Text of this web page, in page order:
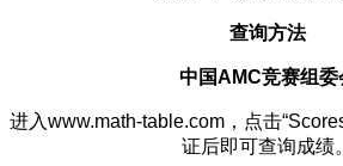
查询方法
中国AMC竞赛组委
进入www.math-table.com，点击
证后即可查询成绩。